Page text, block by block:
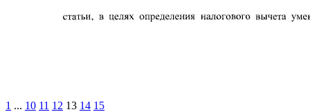
1 ... 10 11 12 13 14 15